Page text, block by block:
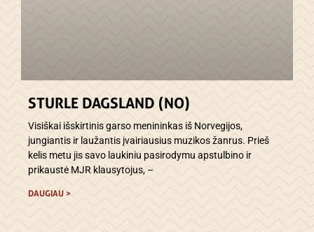
STURLE DAGSLAND (NO)
Visiškai išskirtinis garso menininkas iš Norvegijos,
jungiantis ir laužantis įvairiausius muzikos žanrus. Prieš
kelis metu jis savo laukiniu pasirodymu apstulbino ir
prikaustė MJR klausytojus, –
DAUGIAU >